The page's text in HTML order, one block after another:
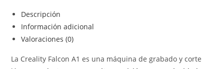
Descripción
Información adicional
Valoraciones (0)
La Creality Falcon A1 es una máquina de grabado y corte